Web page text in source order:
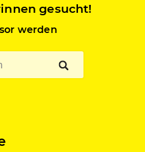
gesucht!
werden